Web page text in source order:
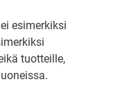
esimerkiksi
tuotteille,